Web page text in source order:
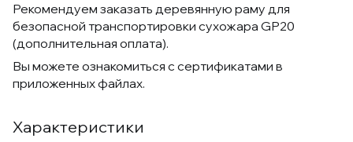
Рекомендуем заказать деревянную раму для
безопасной транспортировки сухожара GP20
(дополнительная оплата).
Вы можете ознакомиться с сертификатами в
приложенных файлах.
Характеристики